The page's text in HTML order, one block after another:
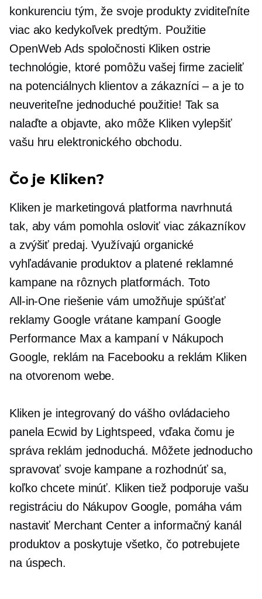
konkurenciu tým, že svoje produkty zviditeľníte
viac ako kedykoľvek predtým. Použitie
OpenWeb Ads spoločnosti Kliken ostrie
technológie, ktoré pomôžu vašej firme zacieliť
na potenciálnych klientov a zákazníci – aje to
neuveriteľne jednoduché použitie! Tak sa
nalaďte a objavte, ako môže Kliken vylepšiť
vašu hru elektronického obchodu.
Čo je Kliken?
Kliken je marketingová platforma navrhnutá
tak, aby vám pomohla osloviť viac zákazníkov
a zvýšiť predaj. Využívajú organické
vyhľadávanie produktov a platené reklamné
kampane na rôznych platformách. Toto
All-in-One riešenie vám umožňuje spúšťať
reklamy Google vrátane kampaní Google
Performance Max a kampaní v Nákupoch
Google, reklám na Facebooku a reklám Kliken
na otvorenom webe.
Kliken je integrovaný do vášho ovládacieho
panela Ecwid by Lightspeed, vďaka čomu je
správa reklám jednoduchá. Môžete jednoducho
spravovať svoje kampane a rozhodnúť sa,
koľko chcete minúť. Kliken tiež podporuje vašu
registráciu do Nákupov Google, pomáha vám
nastaviť Merchant Center a informačný kanál
produktov a poskytuje všetko, čo potrebujete
na úspech.